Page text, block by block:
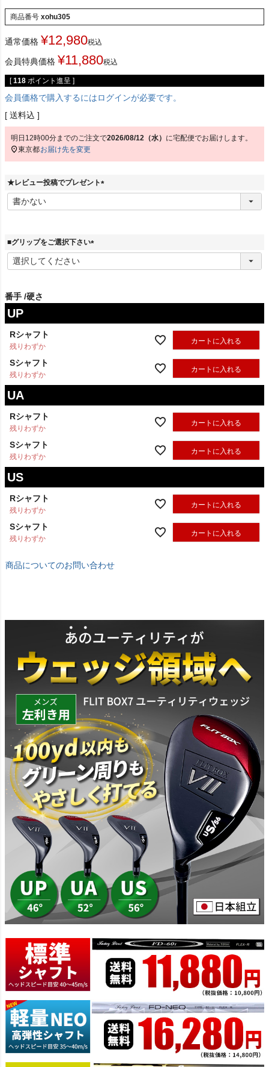
商品番号 xohu305
通常価格 ¥12,980税込
会員特典価格 ¥11,880税込
[ 118 ポイント進呈 ]
会員価格で購入するにはログインが必要です。
送料込
明日 12時00分 までのご注文で2026/08/12（水） に宅配便 でお届けします。
東京都お届け先を変更
★レビュー投稿でプレゼント
必
■グリップをご選択下さい
必
番手 硬さ
UP
Rシャフト
残りわずか
カートに入れる
Sシャフト
残りわずか
カートに入れる
UA
Rシャフト
残りわずか
カートに入れる
Sシャフト
残りわずか
カートに入れる
US
Rシャフト
残りわずか
カートに入れる
Sシャフト
残りわずか
カートに入れる
商品についてのお問い合わせ